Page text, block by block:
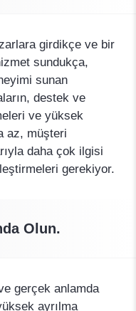
girdikçe ve bir
sundukça,
sunan
destek ve
ve yüksek
az, müşteri
daha çok ilgisi
gerekiyor.
Olun.
gerçek anlamda
ayrılma